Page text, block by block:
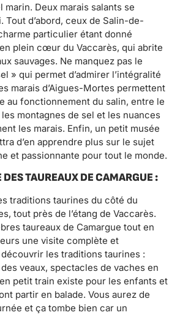
Deux marais salants se
Tout d’abord, ceux de Salin-de-
particulier étant donné
plein cœur du Vaccarès, qui abrite
sauvages. Ne manquez pas le
» qui permet d’admirer l’intégralité
marais d’Aigues-Mortes permettent
au fonctionnement du salin, entre le
montagnes de sel et les nuances
les marais. Enfin, un petit musée
d’en apprendre plus sur le sujet
et passionnante pour tout le monde.
DES TAUREAUX DE CAMARGUE :
traditions taurines du côté du
tout près de l’étang de Vaccarès.
taureaux de Camargue tout en
une visite complète et
les traditions taurines :
veaux, spectacles de vaches en
petit train existe pour les enfants et
partir en balade. Vous aurez de
et ça tombe bien car un